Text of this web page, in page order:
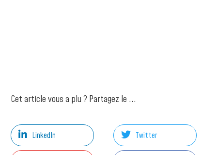
Cet article vous a plu ? Partagez le ...
LinkedIn Twitter